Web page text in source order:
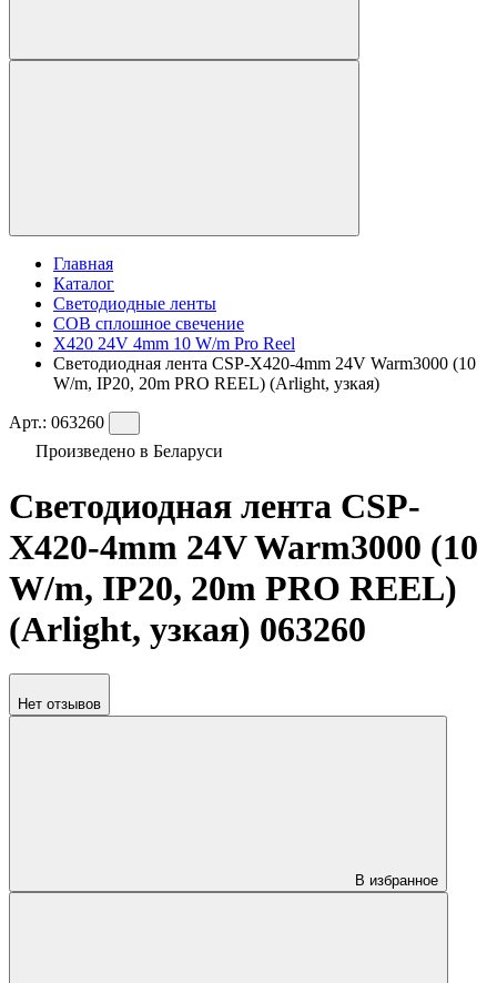
Главная
Каталог
Светодиодные ленты
COB сплошное свечение
X420 24V 4mm 10 W/m Pro Reel
Светодиодная лента CSP-X420-4mm 24V Warm3000 (10
W/m, IP20, 20m PRO REEL) (Arlight, узкая)
Арт.: 063260
Произведено в Беларуси
Светодиодная лента CSP-
X420-4mm 24V Warm3000 (10
W/m, IP20, 20m PRO REEL)
(Arlight, узкая) 063260
Нет отзывов
В избранное